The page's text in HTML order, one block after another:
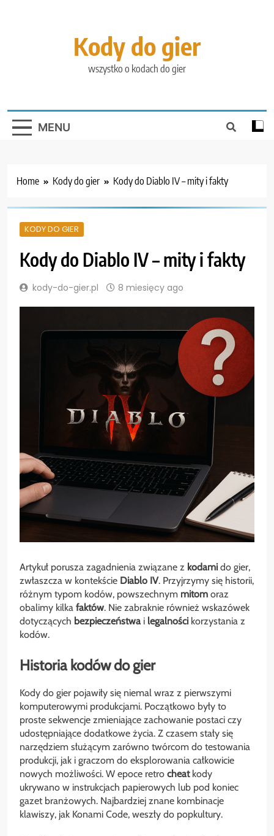
Kody do gier
wszystko o kodach do gier
MENU
Home Kody do gier Kody do Diablo IV – mity i fakty
KODY DO GIER
Kody do Diablo IV – mity i fakty
kody-do-gier.pl 8 miesięcy ago
Artykuł porusza zagadnienia związane z kodami do gier,
zwłaszcza w kontekście Diablo IV. Przyjrzymy się historii,
różnym typom kodów, powszechnym mitom oraz
obalimy kilka faktów. Nie zabraknie również wskazówek
dotyczących bezpieczeństwai legalności korzystania z
kodów.
Historia kodów do gier
Kody do gier pojawiły się niemal wraz z pierwszymi
komputerowymi produkcjami. Początkowo były to
proste sekwencje zmieniające zachowanie postaci czy
udostępniające dodatkowe życia. Z czasem stały się
narzędziem służącym zarówno twórcom do testowania
produkcji, jak i graczom do eksplorowania całkowicie
nowych możliwości. W epoce retro cheatkody
ukrywano w instrukcjach papierowych lub pod koniec
gazet branżowych. Najbardziej znane kombinacje
klawiszy, jak Konami Code, weszły do popkultury.